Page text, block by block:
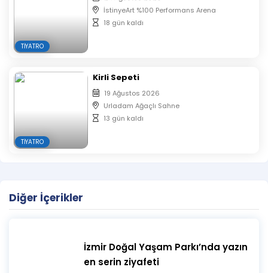
Satın alınan biletlerde iptal, iade ve değişiklik
yapılmamaktadır.
Oyunun başlamasının ardından salona seyirci
alınmayacaktır.
olarak sıralandırılacaktır.
Aynı isim ve mail ile alınan biletlerin koltuk
numaraları yan yana verilmektedir.
TIYATRO
İstinyeArt %100 Performans Arena
18 gün kaldı
TIYATRO
Kirli Sepeti
19 Ağustos 2026
Urladam Ağaçlı Sahne
13 gün kaldı
Diğer İçerikler
İzmir Doğal Yaşam Parkı’nda yazın
en serin ziyafeti